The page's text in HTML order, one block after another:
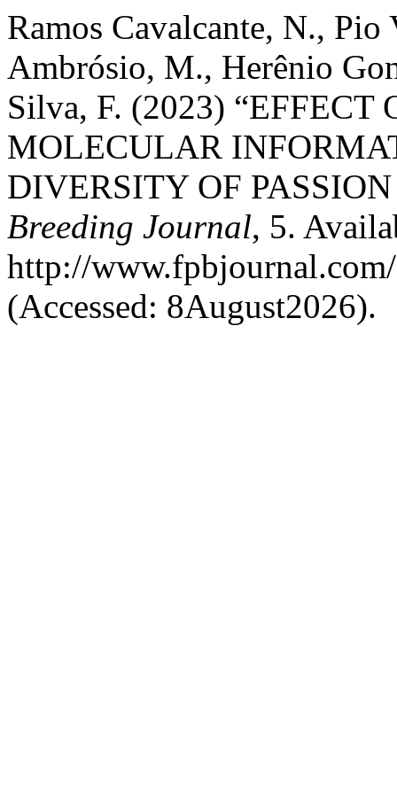
Ramos Cavalcante, N.,
Ambrósio, M., Herênio
Silva, F. (2023)
MOLECULAR
DIVERSITY OF
Breeding Journal, 5.
http://
(Accessed: 8August2026).